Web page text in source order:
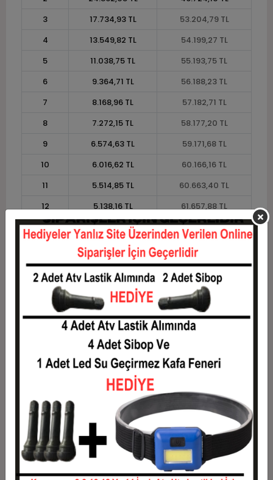
3
17.734,93 TL
53.204,79 TL
4
13.549,82 TL
54.199,27 TL
5
11.038,75 TL
55.193,75 TL
6
9.364,71 TL
56.188,23 TL
7
8.168,96 TL
57.182,71 TL
8
7.272,15 TL
58.177,20 TL
9
6.574,63 TL
59.171,68 TL
10
6.016,62 TL
60.166,16 TL
11
5.514,85 TL
60.663,40 TL
12
5.138,16 TL 61.657,88 TL
Taksit Taksit Tutarı
Toplam Tutar
49.724,10 TL
49.724,10 TL
24.862,05 TL
49.724,10 TL
17.734,93 TL
53.204,79 TL
13.549,82 TL
5
11.038,75 TL
55.193,75 TL
9.364,71 TL
56.188,23 TL
7
8.168,96 TL
57.182,71 TL
8
7.272,15 TL
58.177,20 TL
9
6.574,63 TL
59.171,68 TL
10
6.016,62 TL
60.166,16 TL